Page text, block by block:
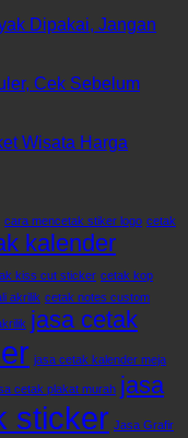
Dipakai, Jangan
Cek Sebelum
Wisata Harga
cara mencetak stiker logo cetak
kalender
kiss cut sticker cetak kop
akrilik cetak notes custom
jasa cetak
jasa cetak kalender meja
cetak plakat murah jasa
sticker Jasa Grafir